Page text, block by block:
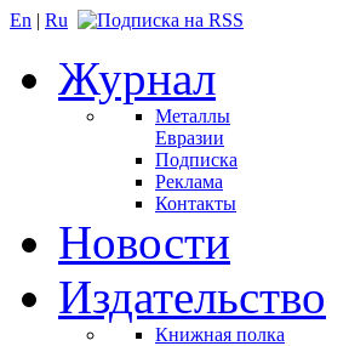
En | Ru
Журнал
Металлы
Евразии
Подписка
Реклама
Контакты
Новости
Издательство
Книжная полка